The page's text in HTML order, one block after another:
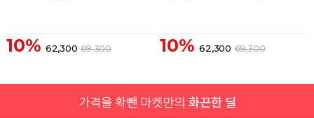
10% 62,300 69,300 10% 62,300 69,300